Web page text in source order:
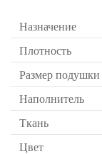
Назначение
Плотность
Размер подушки
Наполнитель
Ткань
Цвет